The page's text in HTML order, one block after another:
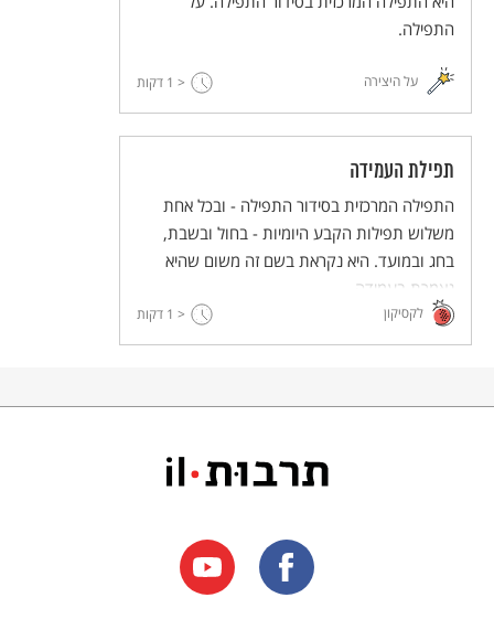
התפילה.
על היצירה < 1 דקות
תפילת העמידה
התפילה המרכזית בסידור התפילה - ובכל אחת
משלוש תפילות הקבע היומיות - בחול ובשבת,
בחג ובמועד. היא נקראת בשם זה משום שהיא
נאמרת בעמידה.
לקסיקון < 1 דקות